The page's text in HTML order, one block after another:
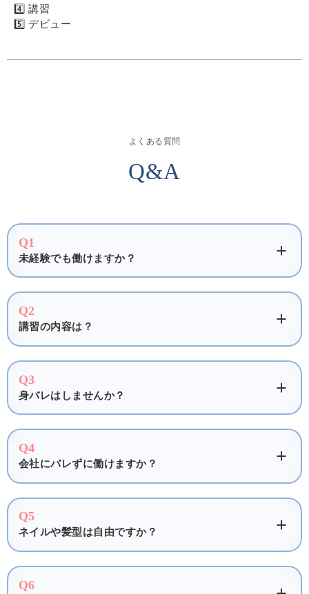
4️⃣ 講習
5️⃣ デビュー
よくある質問
Q&A
Q1
未経験でも働けますか？
Q2
講習の内容は？
Q3
身バレはしませんか？
Q4
会社にバレずに働けますか？
Q5
ネイルや髪型は自由ですか？
Q6